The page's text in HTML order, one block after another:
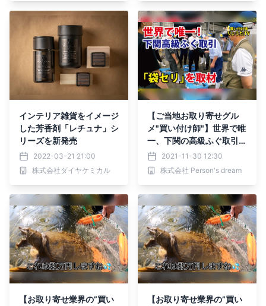
インテリア雑貨をイメージ
した芳香剤「レチュナ」シ
リーズを新発売
2022-03-21 21:00
株式会社ダイヤケミカル
【ご当地お取り寄せグル
メ"買い付け師"】世界で唯
一、下関の高級ふぐ取引
「袋セリ」を取材
2021-11-30 12:30
株式会社 Person's dream
【お取り寄せ業界の”買い
【お取り寄せ業界の”買い